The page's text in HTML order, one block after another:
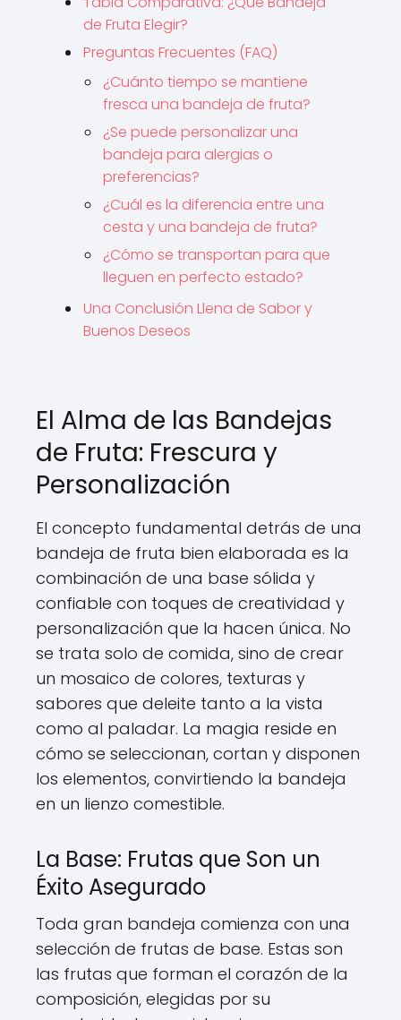
de Fruta Elegir?
Preguntas Frecuentes (FAQ)
¿Cuánto tiempo se mantiene
fresca una bandeja de fruta?
¿Se puede personalizar una
bandeja para alergias o
preferencias?
¿Cuál es la diferencia entre una
cesta y una bandeja de fruta?
¿Cómo se transportan para que
lleguen en perfecto estado?
Una Conclusión Llena de Sabor y
Buenos Deseos
El Alma de las Bandejas
de Fruta: Frescura y
Personalización
El concepto fundamental detrás de una
bandeja de fruta bien elaborada es la
combinación de una base sólida y
confiable con toques de creatividad y
personalización que la hacen única. No
se trata solo de comida, sino de crear
un mosaico de colores, texturas y
sabores que deleite tanto a la vista
como al paladar. La magia reside en
cómo se seleccionan, cortan y disponen
los elementos, convirtiendo la bandeja
en un lienzo comestible.
La Base: Frutas que Son un
Éxito Asegurado
Toda gran bandeja comienza con una
selección de frutas de base. Estas son
las frutas que forman el corazón de la
composición, elegidas por su